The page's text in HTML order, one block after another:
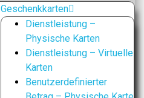
Geschenkkarten
Dienstleistung –
Physische Karten
Dienstleistung – Virtuelle
Karten
Benutzerdefinierter